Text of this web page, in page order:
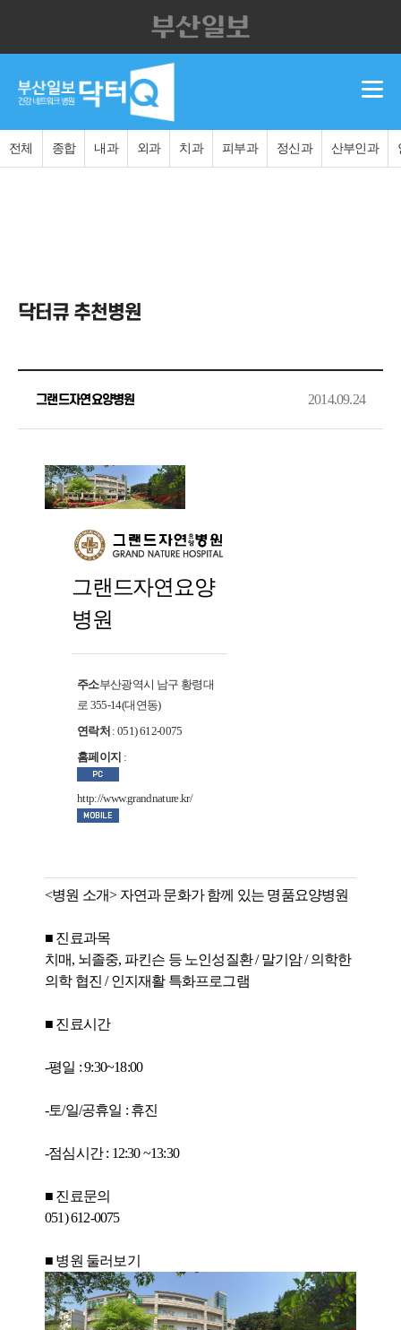
전체 종합 내과 외과 치과 피부과 정신과 산부인과
닥터큐 추천병원
그랜드자연요양병원 2014.09.24
그랜드자연요양
병원
주소부산광역시 남구 황령대
로 355-14(대연동)
연락처 : 051) 612-0075
홈페이지 :
http://www.grandnature.kr/
<병원 소개> 자연과 문화가 함께 있는 명품요양병원
■ 진료과목
치매, 뇌졸중, 파킨슨 등 노인성질환 / 말기암 / 의학한
의학 협진 / 인지재활 특화프로그램
■ 진료시간
-평일 : 9:30~18:00
-토/일/공휴일 : 휴진
-점심시간 : 12:30 ~13:30
■ 진료문의
051) 612-0075
■ 병원 둘러보기